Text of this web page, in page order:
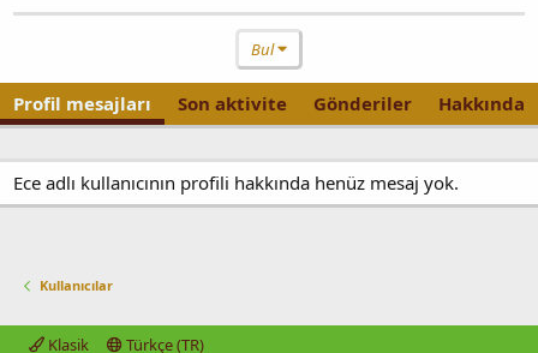
Bul
Profil mesajları Son aktivite Gönderiler Hakkında
Ece adlı kullanıcının profili hakkında henüz mesaj yok.
Kullanıcılar
Klasik
Türkçe (TR)